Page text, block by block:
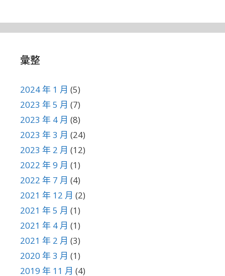
彙整
2024 年 1 月 (5)
2023 年 5 月 (7)
2023 年 4 月 (8)
2023 年 3 月 (24)
2023 年 2 月 (12)
2022 年 9 月 (1)
2022 年 7 月 (4)
2021 年 12 月 (2)
2021 年 5 月 (1)
2021 年 4 月 (1)
2021 年 2 月 (3)
2020 年 3 月 (1)
2019 年 11 月 (4)